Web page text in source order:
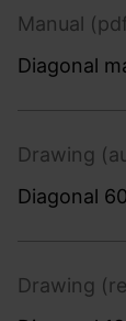
Manual
Diagonal
Drawing
Diagonal
Drawing